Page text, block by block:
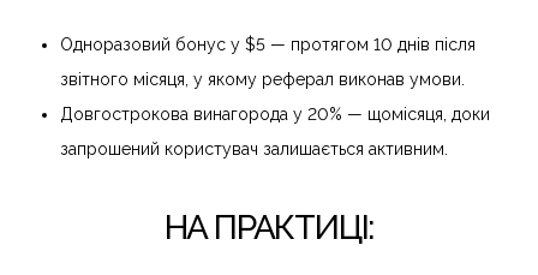
Одноразовий бонус у $5 — протягом 10 днів після
звітного місяця, у якому реферал виконав умови.
Довгострокова винагорода у 20% — щомісяця, доки
запрошений користувач залишається активним.
НА ПРАКТИЦІ: